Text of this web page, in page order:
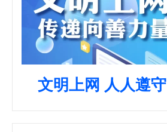
文明上网 人人遵守